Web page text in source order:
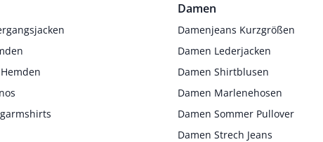
Damen
Damenjeans Kurzgrößen
Damen Lederjacken
Damen Shirtblusen
Damen Marlenehosen
Damen Sommer Pullover
Damen Strech Jeans